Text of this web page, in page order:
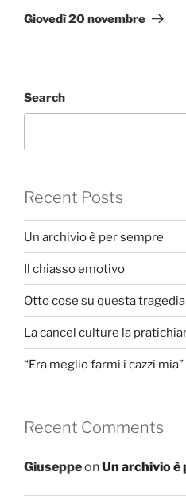
Post
Giovedì 20 novembre
Search
Recent Posts
Un archivio è per sempre
Il chiasso emotivo
Otto cose su questa tragedia
La cancel culture la
“Era meglio farmi i cazzi mia”
Recent Comments
GiuseppeonUn archivio è